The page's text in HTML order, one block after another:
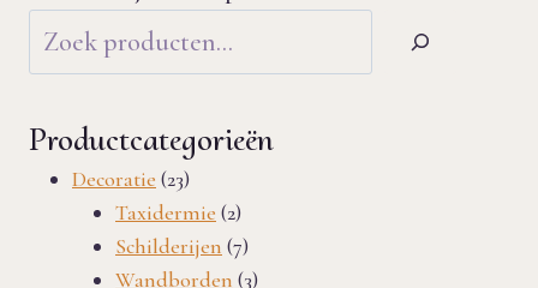
Productcategorieën
Decoratie 2323
producten
Taxidermie 22
producten
Schilderijen 77
producten
Wandborden 33